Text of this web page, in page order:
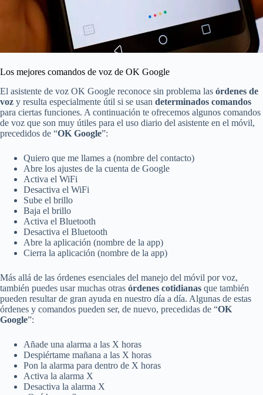
Los mejores comandos de voz de OK Google
El asistente de voz OK Google reconoce sin problema las órdenes de
voz y resulta especialmente útil si se usan determinados comandos
para ciertas funciones. A continuación te ofrecemos algunos comandos
de voz que son muy útiles para el uso diario del asistente en el móvil,
precedidos de “OK Google”:
Quiero que me llames a (nombre del contacto)
Abre los ajustes de la cuenta de Google
Activa el WiFi
Desactiva el WiFi
Sube el brillo
Baja el brillo
Activa el Bluetooth
Desactiva el Bluetooth
Abre la aplicación (nombre de la app)
Cierra la aplicación (nombre de la app)
Más allá de las órdenes esenciales del manejo del móvil por voz,
también puedes usar muchas otras órdenes cotidianas que también
pueden resultar de gran ayuda en nuestro día a día. Algunas de estas
órdenes y comandos pueden ser, de nuevo, precedidas de “OK
Google”:
Añade una alarma a las X horas
Despiértame mañana a las X horas
Pon la alarma para dentro de X horas
Activa la alarma X
Desactiva la alarma X